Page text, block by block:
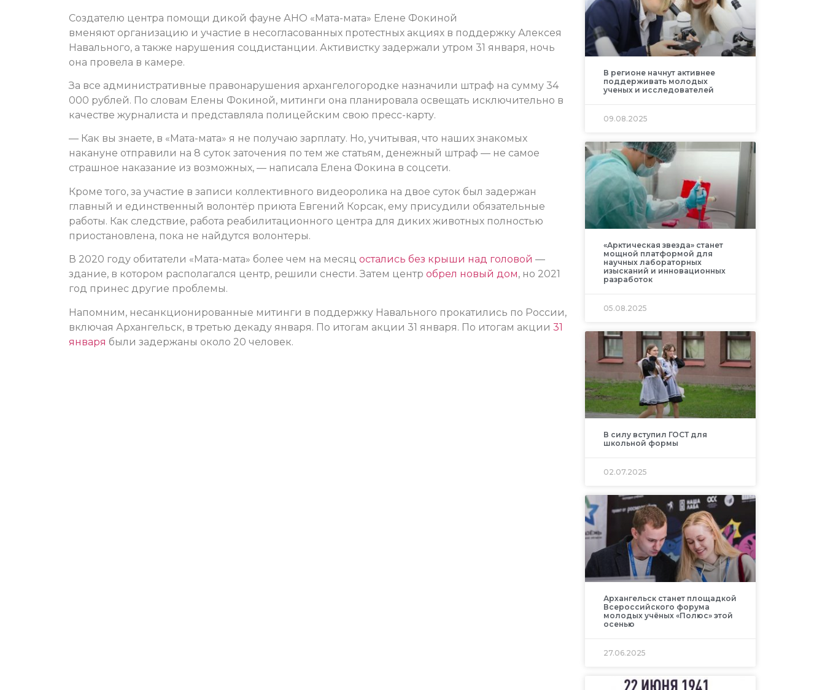
Создателю центра помощи дикой фауне АНО «Мата-мата» Елене Фокиной
вменяют организацию и участие в несогласованных протестных акциях в поддержку Алексея
Навального, а также нарушения соцдистанции. Активистку задержали утром 31 января, ночь
она провела в камере.
За все административные правонарушения архангелогородке назначили штраф на сумму 34
000 рублей. По словам Елены Фокиной, митинги она планировала освещать исключительно в
качестве журналиста и представляла полицейским свою пресс-карту.
— Как вы знаете, в «Мата-мата» я не получаю зарплату. Но, учитывая, что наших знакомых
накануне отправили на 8 суток заточения по тем же статьям, денежный штраф — не самое
страшное наказание из возможных, — написала Елена Фокина в соцсети.
Кроме того, за участие в записи коллективного видеоролика на двое суток был задержан
главный и единственный волонтёр приюта Евгений Корсак, ему присудили обязательные
работы. Как следствие, работа реабилитационного центра для диких животных полностью
приостановлена, пока не найдутся волонтеры.
В 2020 году обитатели «Мата-мата» более чем на месяц остались без крыши над головой —
здание, в котором располагался центр, решили снести. Затем центр обрел новый дом, но 2021
год принес другие проблемы.
Напомним, несанкционированные митинги в поддержку Навального прокатились по России,
включая Архангельск, в третью декаду января. По итогам акции 31 января. По итогам акции 31
января были задержаны около 20 человек.
В регионе начнут активнее
поддерживать молодых
ученых и исследователей
09.08.2025
«Арктическая звезда» станет
мощной платформой для
научных лабораторных
изысканий и инновационных
разработок
05.08.2025
В силу вступил ГОСТ для
школьной формы
02.07.2025
Архангельск станет площадкой
Всероссийского форума
молодых учёных «Полюс» этой
осенью
27.06.2025